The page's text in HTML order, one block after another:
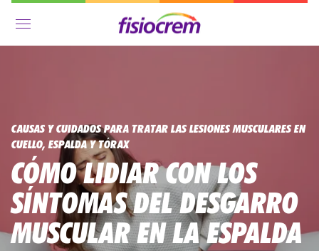
Menú
CAUSAS Y CUIDADOS PARA TRATAR LAS LESIONES MUSCULARES EN
CUELLO, ESPALDA Y TÓRAX
CÓMO LIDIAR CON LOS
SÍNTOMAS DEL DESGARRO
MUSCULAR EN LA ESPALDA